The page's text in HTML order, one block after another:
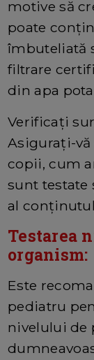
motive să
poate
îmbuteliată
filtrare
din apa
Verificați
Asigurați-
copii, cum
sunt testate
al
Testarea
organism:
Este
pediatru
nivelului de